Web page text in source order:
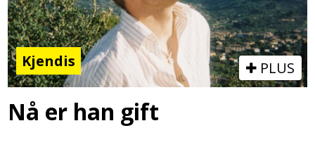
Kjendis PLUS
Nå er han gift